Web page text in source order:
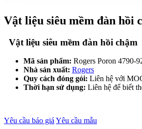
Vật liệu siêu mềm đàn hồi
Vật liệu siêu mềm đàn hồi chậm
Mã sản phẩm: Rogers Poron 4790-
Nhà sản xuất: Rogers
Quy cách đóng gói: Liên hệ với
Thời hạn sử dụng: Liên hệ để biết
Yêu cầu báo giá Yêu cầu mẫu